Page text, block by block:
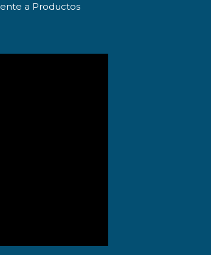
a Productos